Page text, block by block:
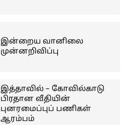
இன்றைய வானிலை
முன்னறிவிப்பு
இத்தாவில் – கோவில்காடு
பிரதான வீதியின்
புனரமைப்புப் பணிகள்
ஆரம்பம்